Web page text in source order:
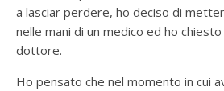
a lasciar perdere, ho deciso di
nelle mani di un medico ed ho
dottore.
Ho pensato che nel momento in cui